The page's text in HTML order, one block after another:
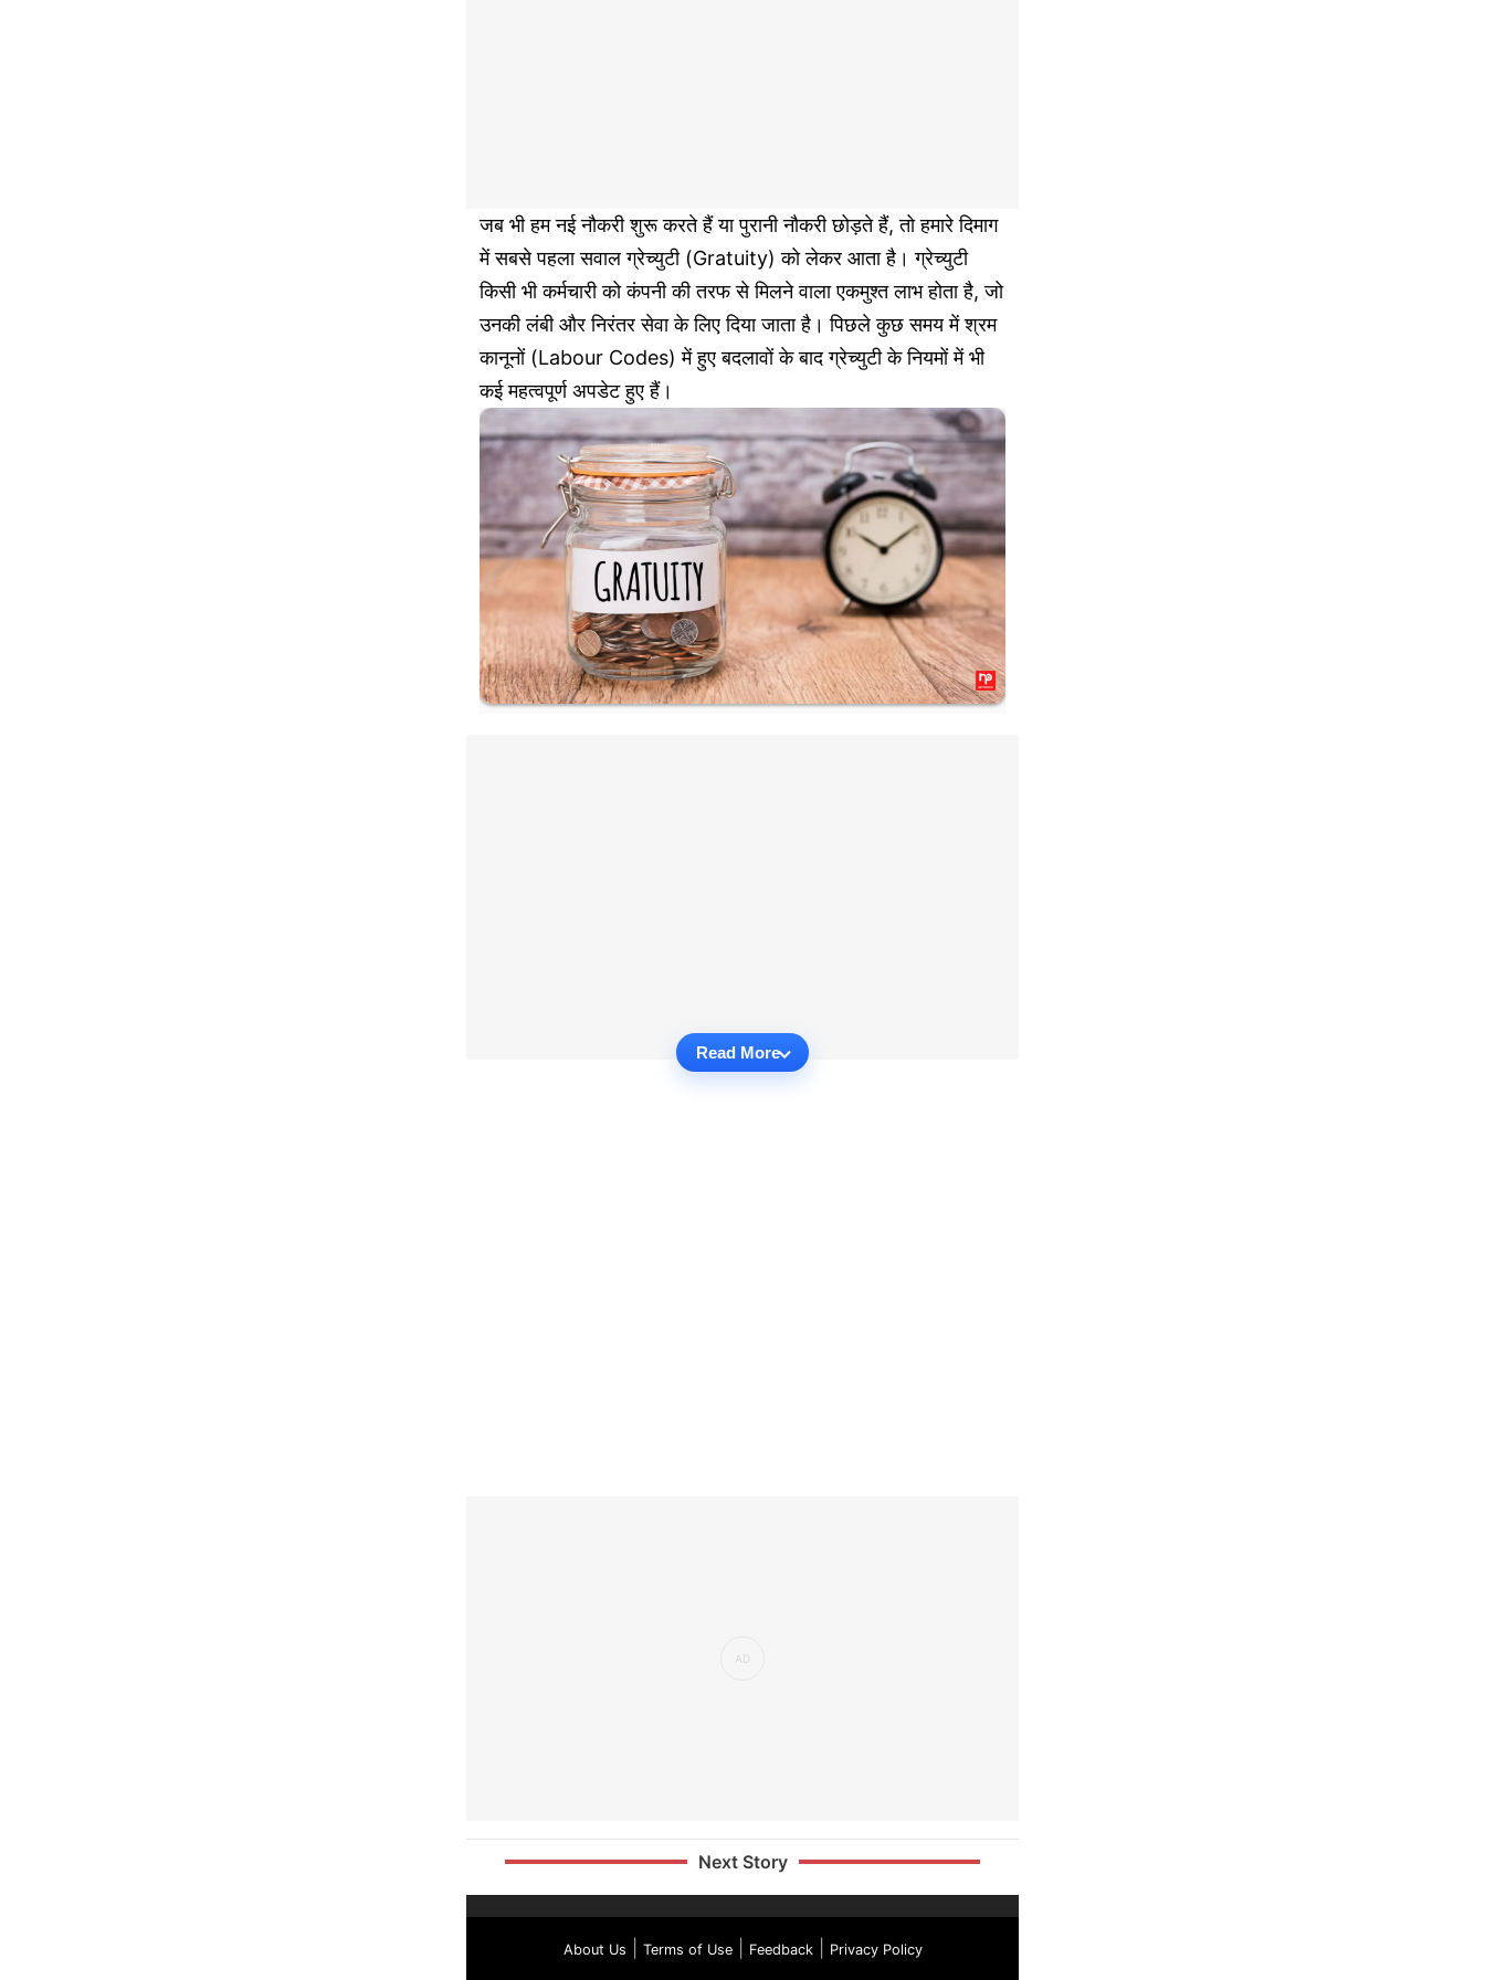
जब भी हम नई नौकरी शुरू करते हैं या पुरानी नौकरी छोड़ते हैं, तो हमारे दिमाग
में सबसे पहला सवाल ग्रेच्युटी (Gratuity) को लेकर आता है। ग्रेच्युटी
किसी भी कर्मचारी को कंपनी की तरफ से मिलने वाला एकमुश्त लाभ होता है, जो
उनकी लंबी और निरंतर सेवा के लिए दिया जाता है। पिछले कुछ समय में श्रम
कानूनों (Labour Codes) में हुए बदलावों के बाद ग्रेच्युटी के नियमों में भी
कई महत्वपूर्ण अपडेट हुए हैं।
Read More
Next Story
About Us Terms of Use| Feedback| Privacy Policy